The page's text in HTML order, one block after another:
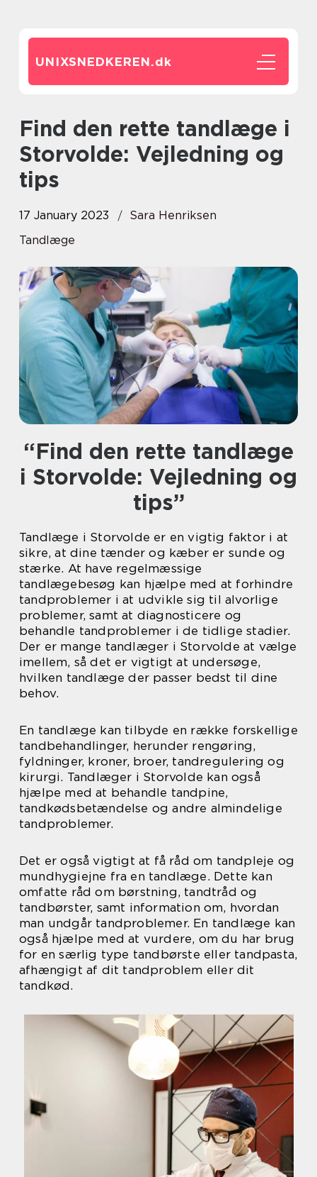
UNIXSNEDKEREN.dk
Find den rette tandlæge i
Storvolde: Vejledning og
tips
17 January 2023
Sara Henriksen
Tandlæge
“Find den rette tandlæge
i Storvolde: Vejledning og
tips”
Tandlæge i Storvolde er en vigtig faktor i at
sikre, at dine tænder og kæber er sunde og
stærke. At have regelmæssige
tandlægebesøg kan hjælpe med at forhindre
tandproblemer i at udvikle sig til alvorlige
problemer, samt at diagnosticere og
behandle tandproblemer i de tidlige stadier.
Der er mange tandlæger i Storvolde at vælge
imellem, så det er vigtigt at undersøge,
hvilken tandlæge der passer bedst til dine
behov.
En tandlæge kan tilbyde en række forskellige
tandbehandlinger, herunder rengøring,
fyldninger, kroner, broer, tandregulering og
kirurgi. Tandlæger i Storvolde kan også
hjælpe med at behandle tandpine,
tandkødsbetændelse og andre almindelige
tandproblemer.
Det er også vigtigt at få råd om tandpleje og
mundhygiejne fra en tandlæge. Dette kan
omfatte råd om børstning, tandtråd og
tandbørster, samt information om, hvordan
man undgår tandproblemer. En tandlæge kan
også hjælpe med at vurdere, om du har brug
for en særlig type tandbørste eller tandpasta,
afhængigt af dit tandproblem eller dit
tandkød.